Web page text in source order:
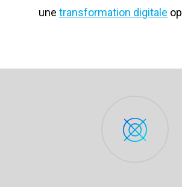
une transformation digitale